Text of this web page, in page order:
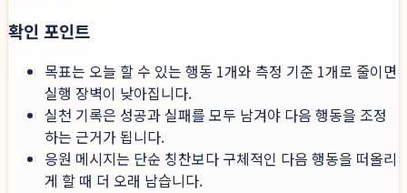
확인 포인트
목표는 오늘 할 수 있는 행동 1개와 측정 기준 1개로 줄이면
실행 장벽이 낮아집니다.
실천 기록은 성공과 실패를 모두 남겨야 다음 행동을 조정
하는 근거가 됩니다.
응원 메시지는 단순 칭찬보다 구체적인 다음 행동을 떠올리
게 할 때 더 오래 남습니다.